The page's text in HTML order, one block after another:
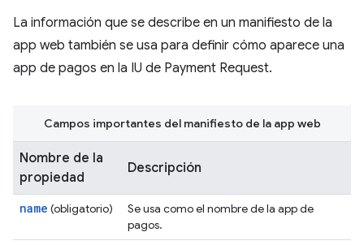
La información que se describe en un manifiesto de la
app web también se usa para definir cómo aparece una
app de pagos en la IU de Payment Request.
Nombre de la
propiedad
Descripción
name (obligatorio)
Se usa como el nombre de la app de
pagos.
Campos importantes del manifiesto de la app web